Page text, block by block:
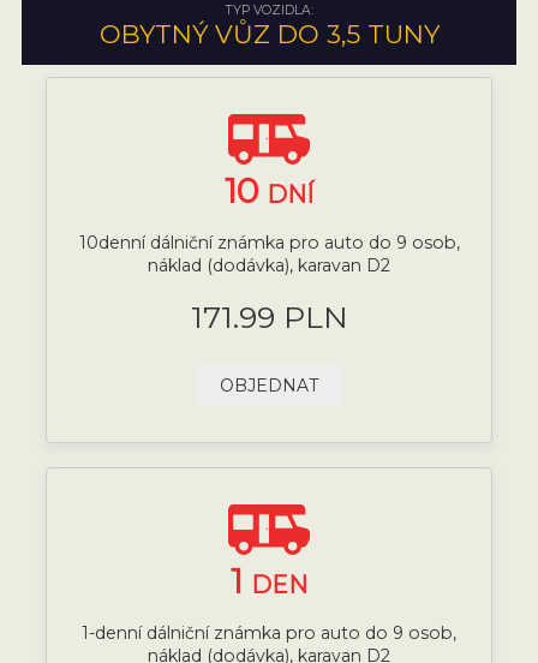
TYP VOZIDLA:
OBYTNÝ VŮZ DO 3,5 TUNY
10 DNÍ
10denní dálniční známka pro auto do 9 osob,
náklad (dodávka), karavan D2
171.99 PLN
OBJEDNAT
1 DEN
1-denní dálniční známka pro auto do 9 osob,
náklad (dodávka), karavan D2